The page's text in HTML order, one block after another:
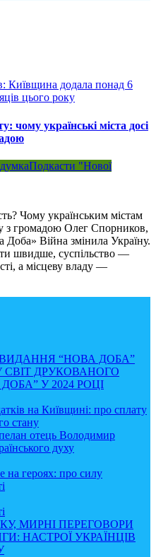
чому українські міста досі
Подкасти "Нової
Чому українським містам
з громадою Олег Спорников,
Доба» Війна змінила Україну.
швидше, суспільство —
а місцеву владу —
“НОВА ДОБА”
СВІТ ДРУКОВАНОГО
У 2024 РОЦІ
на Київщині: про сплату
стану
отець Володимир
духу
на героях: про силу
МИРНІ ПЕРЕГОВОРИ
НАСТРОЇ УКРАЇНЦІВ